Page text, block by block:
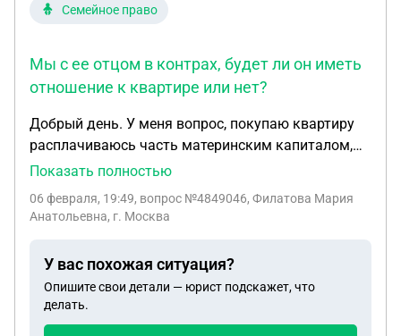
Семейное право
Мы с ее отцом в контрах, будет ли он иметь
отношение к квартире или нет?
Добрый день. У меня вопрос, покупаю квартиру
расплачиваюсь часть материнским капиталом,
часть наличкой, часть ипотекой. Я не замужем,
если меня лишат на одну дочь материнских прав(
Показать полностью
06 февраля, 19:49, вопрос №4849046, Филатова Мария
Анатольевна, г. Москва
У вас похожая ситуация?
Опишите свои детали — юрист подскажет, что
делать.